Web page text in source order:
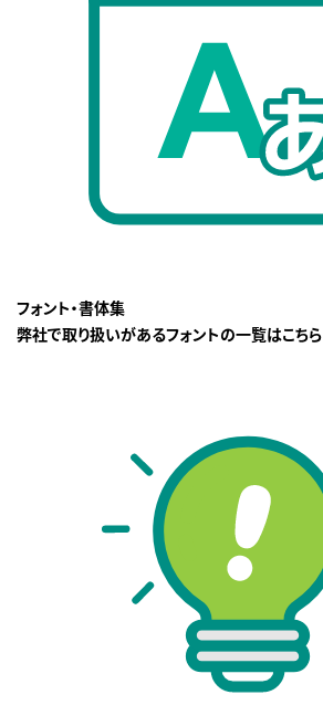
フォント・書体集
弊社で取り扱いがあるフォントの一覧はこちら